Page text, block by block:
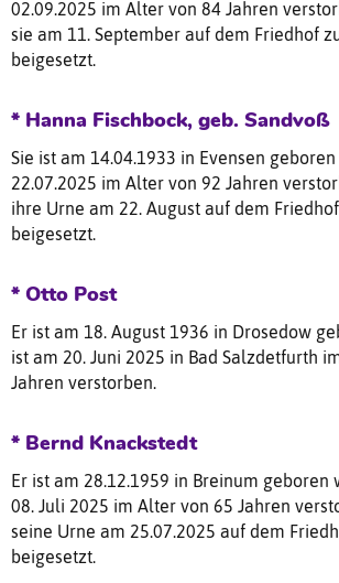
02.09.2025 im Alter von 84 Jahren
sie am 11. September auf dem Friedhof
beigesetzt.
* Hanna Fischbock, geb. Sandvoß
Sie ist am 14.04.1933 in Evensen
22.07.2025 im Alter von 92 Jahren
ihre Urne am 22. August auf dem
beigesetzt.
* Otto Post
Er ist am 18. August 1936 in Drosedow
ist am 20. Juni 2025 in Bad Salzdetfurth
Jahren verstorben.
* Bernd Knackstedt
Er ist am 28.12.1959 in Breinum geboren
08. Juli 2025 im Alter von 65 Jahren
seine Urne am 25.07.2025 auf dem
beigesetzt.